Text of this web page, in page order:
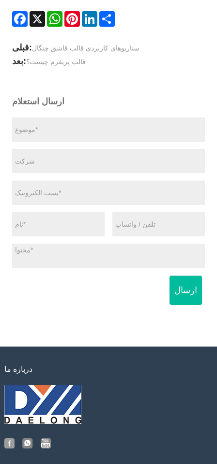
Facebook
X WhatsAppPinterestLinkedIn
قبلی:سناریوهای کاربردی قالب قاشق چنگال
بعد:قالب پریفرم چیست؟
ارسال استعلام
ارسال
درباره ما